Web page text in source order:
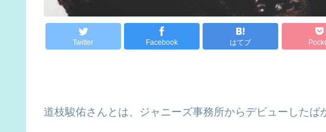
Twitter Facebook はてブ
道枝駿佑さんとは、ジャニーズ事務所からデビューしたば